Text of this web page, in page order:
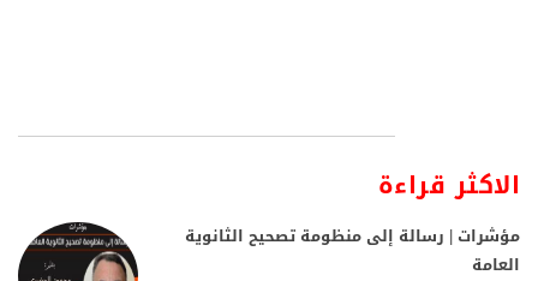
الاكثر قراءة
مؤشرات | رسالة إلى منظومة تصحيح الثانوية
العامة